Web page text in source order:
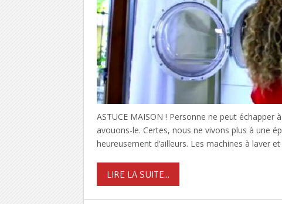
ASTUCE MAISON ! Personne ne peut
avouons-le. Certes, nous ne vivons plus à une
heureusement d’ailleurs. Les machines à laver
LIRE LA SUITE...